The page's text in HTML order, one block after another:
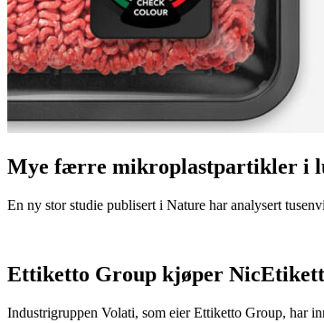
Mye færre mikroplastpartikler i
En ny stor studie publisert i Nature har analysert
Ettiketto Group kjøper NicEtikett
Industrigruppen Volati, som eier Ettiketto Group, har